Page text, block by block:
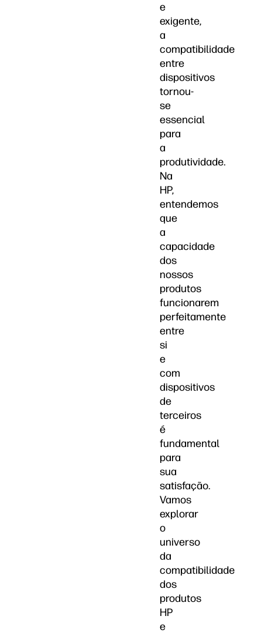
e
exigente,
a
compatibilidade
entre
dispositivos
tornou-
se
essencial
para
a
produtividade.
Na
HP,
entendemos
que
a
capacidade
dos
nossos
produtos
funcionarem
perfeitamente
entre
si
e
com
dispositivos
de
terceiros
é
fundamental
para
sua
satisfação.
Vamos
explorar
o
universo
da
compatibilidade
dos
produtos
HP
e